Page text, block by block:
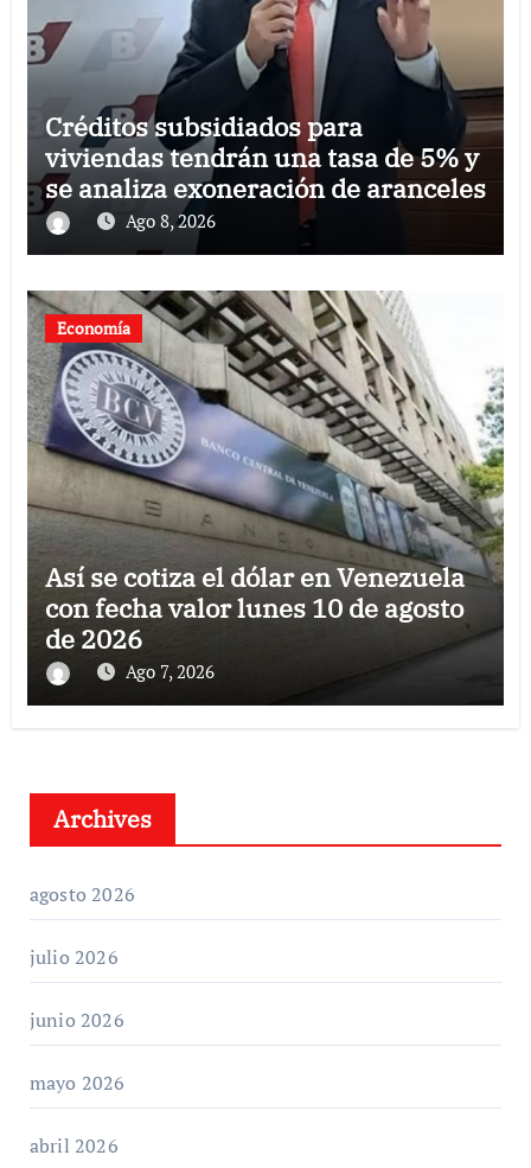
Créditos subsidiados para
viviendas tendrán una tasa de 5% y
se analiza exoneración de aranceles
Ago 8, 2026
Economía
Así se cotiza el dólar en Venezuela
con fecha valor lunes 10 de agosto
de 2026
Ago 7, 2026
Archives
agosto 2026
julio 2026
junio 2026
mayo 2026
abril 2026